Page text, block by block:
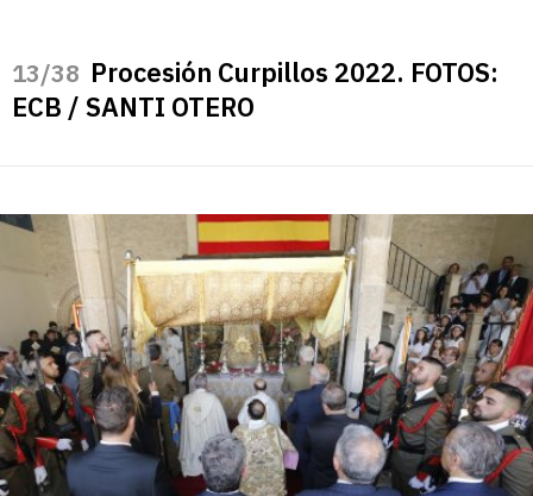
/38 Procesión Curpillos 2022. FOTOS:
ECB / SANTI OTERO